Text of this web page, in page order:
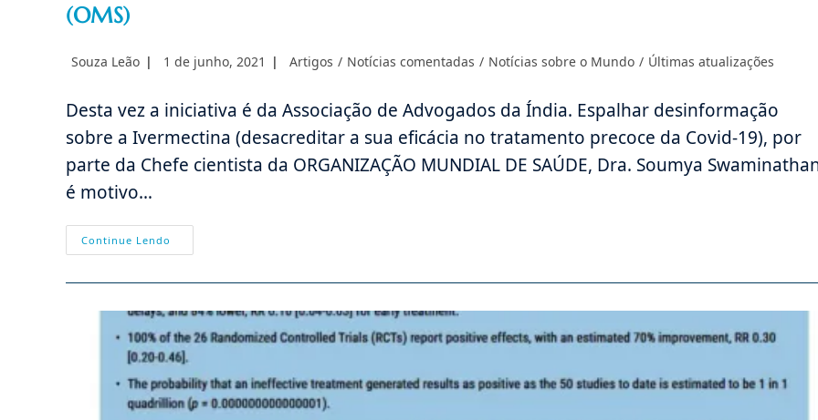
(OMS)
Autor
Souza Leão
Post
1 de junho, 2021
Categoria
Artigos / Notícias comentadas / Notícias sobre o Mundo / Últimas atualizações
Desta vez a iniciativa é da Associação de Advogados da Índia. Espalhar desinformação
sobre a Ivermectina (desacreditar a sua eficácia no tratamento precoce da Covid-19), por
parte da Chefe cientista da ORGANIZAÇÃO MUNDIAL DE SAÚDE, Dra. Soumya
é motivo…
Continue Lendo
Defende
Ivermectina:
Recurso
Legal
Contra
Cientista
(OMS)